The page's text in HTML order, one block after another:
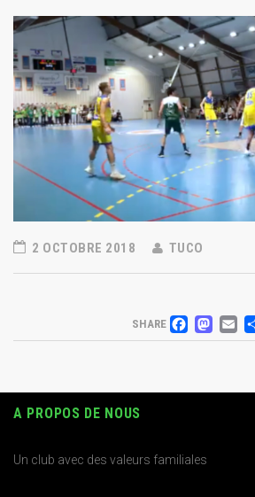
2 OCTOBRE 2018 TUCO
SHARE
A PROPOS DE NOUS
Un club avec des valeurs familiales